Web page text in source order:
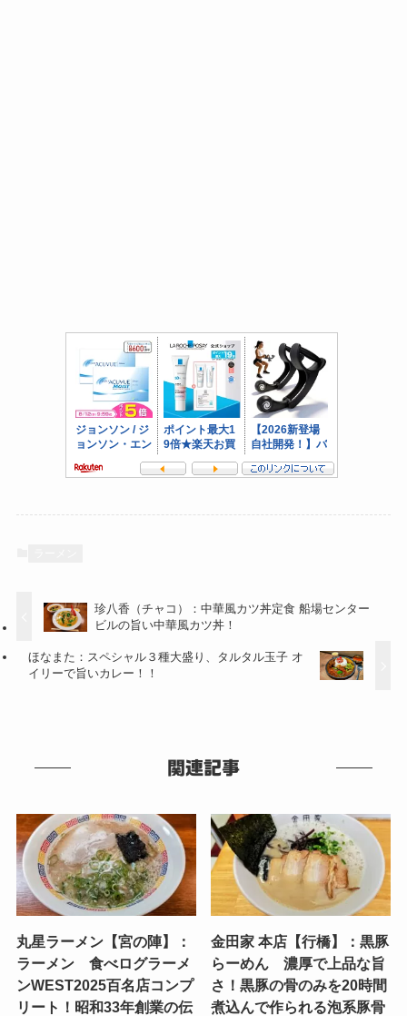
珍八香（チャコ）：中華風カツ丼定食 船場センター
ビルの旨い中華風カツ丼！
ほなまた：スペシャル３種大盛り、タルタル玉子 オ
イリーで旨いカレー！！
関連記事
丸星ラーメン【宮の陣】：
ラーメン 食べログラーメ
ンWEST2025百名店コンプ
リート！昭和33年創業の伝
金田家 本店【行橋】：黒豚
らーめん 濃厚で上品な旨
さ！黒豚の骨のみを20時間
煮込んで作られる泡系豚骨